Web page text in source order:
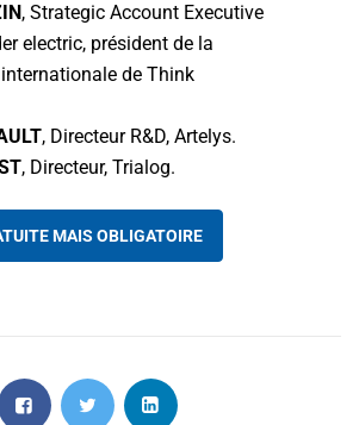
, Strategic Account Executive
electric, président de la
de Think
, Directeur R&D, Artelys.
, Directeur, Trialog.
MAIS OBLIGATOIRE